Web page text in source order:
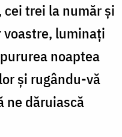
trei la număr şi
lumi­naţi
noaptea
şi rugându-vă
ne dăru­iască